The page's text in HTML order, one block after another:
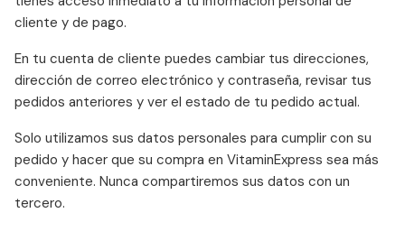
cliente y de pago.
En tu cuenta de cliente puedes cambiar tus direcciones,
dirección de correo electrónico y contraseña, revisar tus
pedidos anteriores y ver el estado de tu pedido actual.
Solo utilizamos sus datos personales para cumplir con su
pedido y hacer que su compra en VitaminExpress sea más
conveniente. Nunca compartiremos sus datos con un
tercero.